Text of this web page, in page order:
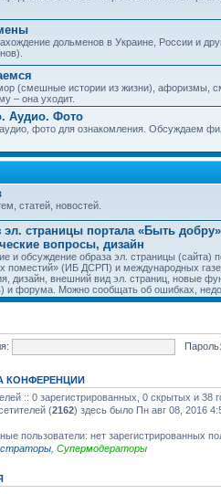
дольменов в Украине, России и
(смешные истории из жизни), афоризмы,
– она уходит.
Аудио. Фото
фото для ознакомления. Обсуждаем
статей, новостей.
эл. страницы портала «Быть
вопросы, дизайн
и обсуждение образа эл. страницы
поместий» (ИБ ДСРП) и международных
дизайн, внешний вид эл. страниц, новые
и форума. Можно сообщать об ошибках,
Пароль:
КОНФЕРЕНЦИИ
:: 0 зарегистрированных, 0 скрытых и 38
(2162) здесь было Пн авг 08, 2016
пользователи: нет зарегистрированных
Супермодераторы